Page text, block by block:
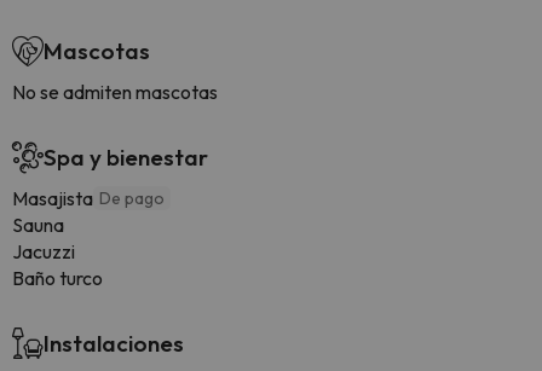
Mascotas
No se admiten mascotas
Spa y bienestar
Masajista De pago
Sauna
Jacuzzi
Baño turco
Instalaciones